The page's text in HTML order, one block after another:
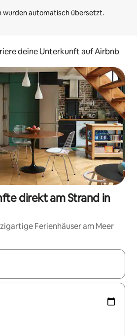
deine Unterkunft auf Airbnb
direkt am Strand in
Ferienhäuser am Meer
sind, navigiere mit den